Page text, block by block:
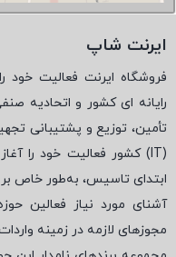
ایرنت شاپ
فروشگاه ایرنت فعالیت خود
رایانه ای کشور و اتحادیه
تأمین، توزیع و پشتیبانی
(
IT) کشور فعالیت خود را
ابتدای تاسیس، به‌طور خاص بر
آشنای مورد نیاز فعالین
مجوزهای لازمه در زمینه